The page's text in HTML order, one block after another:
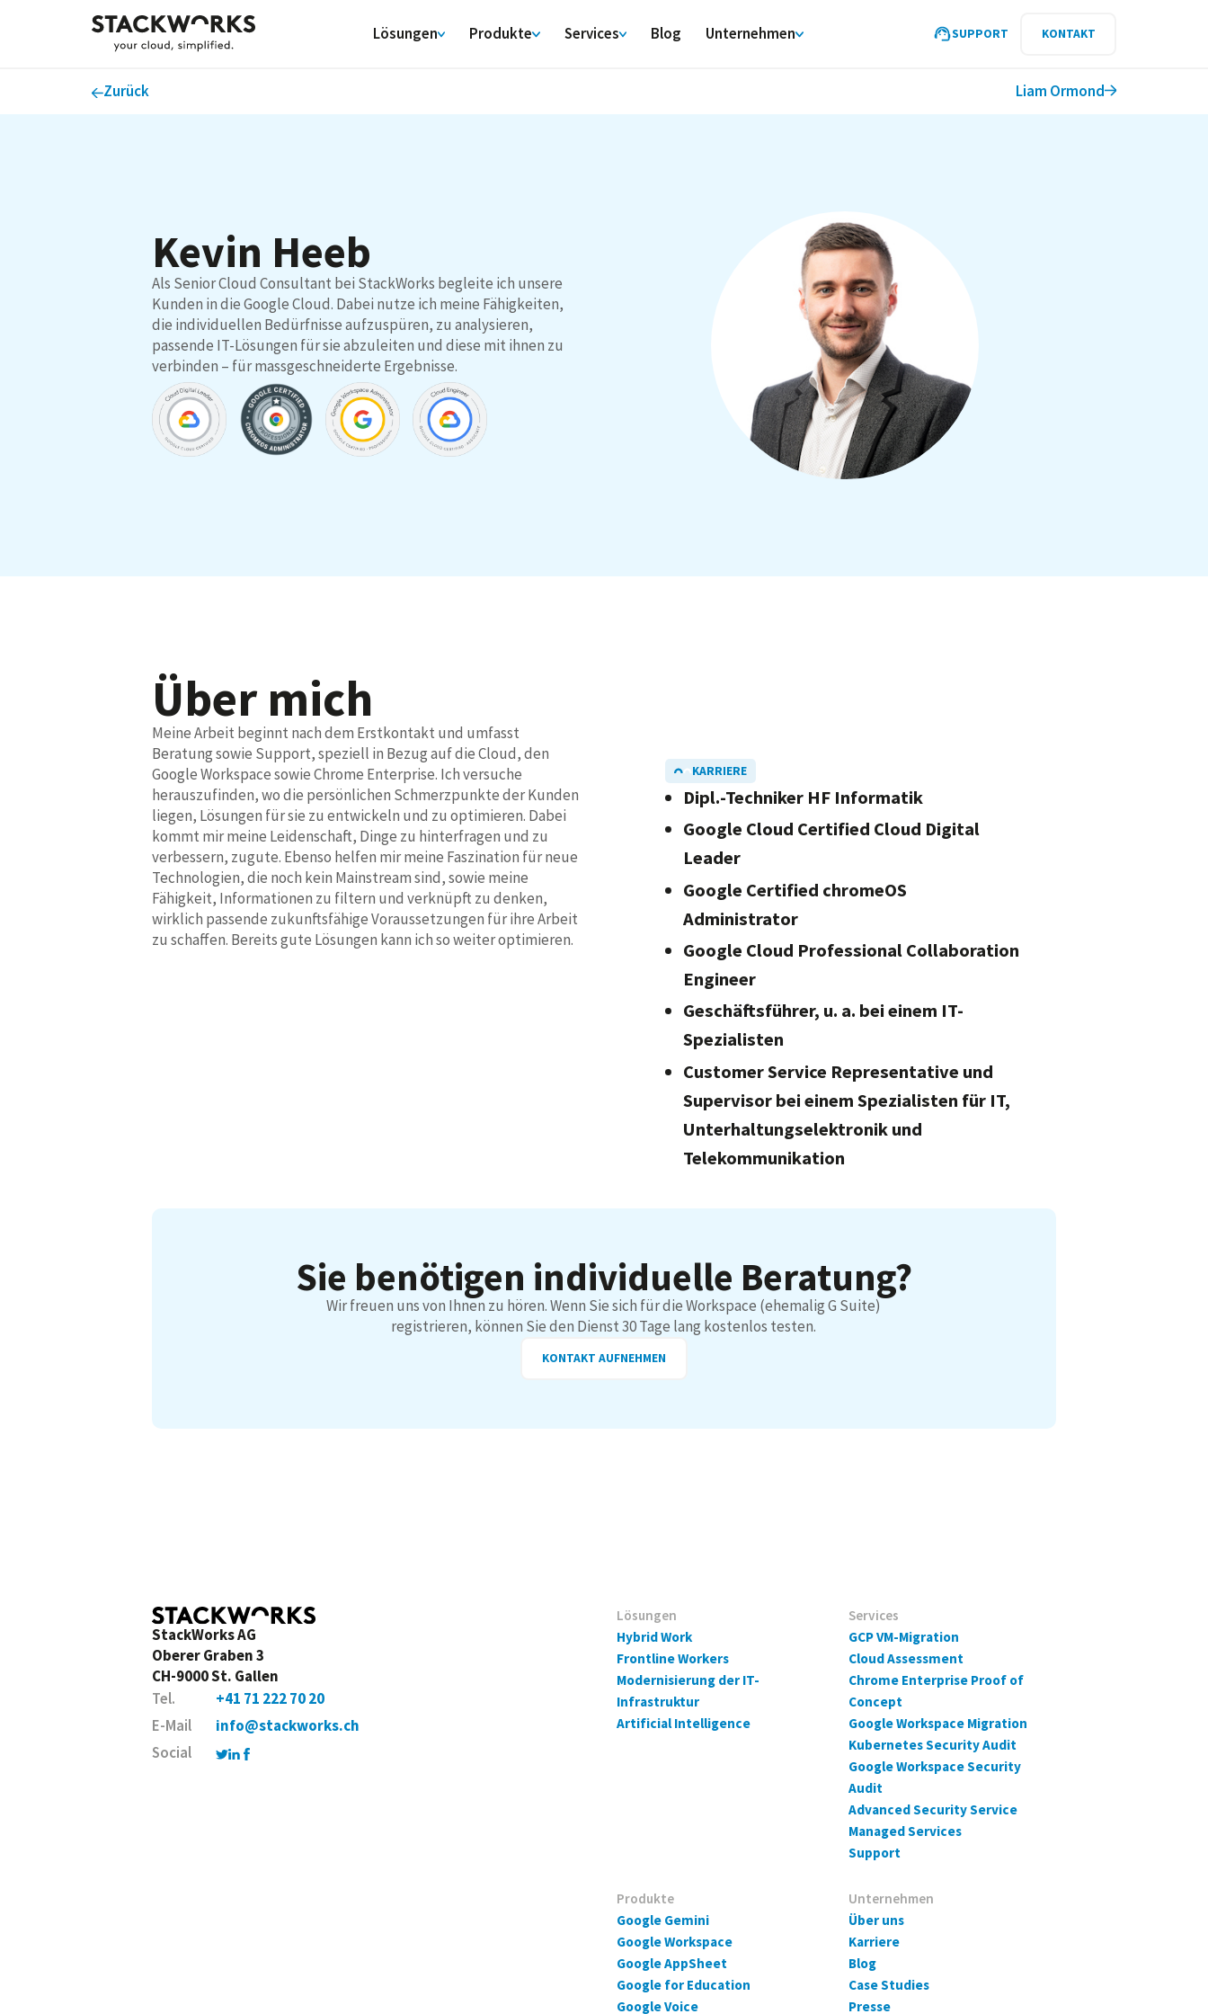
Lösungen Produkte Services Blog Unternehmen SUPPORT KONTAKT
Zurück Liam Ormond
Kevin Heeb
Als Senior Cloud Consultant bei StackWorks begleite ich unsere
Kunden in die Google Cloud. Dabei nutze ich meine Fähigkeiten,
die individuellen Bedürfnisse aufzuspüren, zu analysieren,
passende IT-Lösungen für sie abzuleiten und diese mit ihnen zu
verbinden – für massgeschneiderte Ergebnisse.
Über mich
Meine Arbeit beginnt nach dem Erstkontakt und umfasst
Beratung sowie Support, speziell in Bezug auf die Cloud, den
Google Workspace sowie Chrome Enterprise. Ich versuche
herauszufinden, wo die persönlichen Schmerzpunkte der Kunden
liegen, Lösungen für sie zu entwickeln und zu optimieren. Dabei
kommt mir meine Leidenschaft, Dinge zu hinterfragen und zu
verbessern, zugute. Ebenso helfen mir meine Faszination für neue
Technologien, die noch kein Mainstream sind, sowie meine
Fähigkeit, Informationen zu filtern und verknüpft zu denken,
wirklich passende zukunftsfähige Voraussetzungen für ihre Arbeit
zu schaffen. Bereits gute Lösungen kann ich so weiter optimieren.
KARRIERE
Dipl.-Techniker HF Informatik
Google Cloud Certified Cloud Digital
Leader
Google Certified chromeOS
Administrator
Google Cloud Professional Collaboration
Engineer
Geschäftsführer, u. a. bei einem IT-
Spezialisten
Customer Service Representative und
Supervisor bei einem Spezialisten für IT,
Unterhaltungselektronik und
Telekommunikation
Sie benötigen individuelle Beratung?
Wir freuen uns von Ihnen zu hören. Wenn Sie sich für die Workspace (ehemalig G Suite)
registrieren, können Sie den Dienst 30 Tage lang kostenlos testen.
KONTAKT AUFNEHMEN
StackWorks AG
Oberer Graben 3
CH-9000 St. Gallen
Tel.
+41 71 222 70 20
E-Mail
info@stackworks.ch
Social
Lösungen
Hybrid Work
Frontline Workers
Modernisierung der IT-
Infrastruktur
Artificial Intelligence
Services
GCP VM-Migration
Cloud Assessment
Chrome Enterprise Proof of
Concept
Google Workspace Migration
Kubernetes Security Audit
Google Workspace Security
Audit
Advanced Security Service
Managed Services
Support
Produkte
Google Gemini
Google Workspace
Google AppSheet
Google for Education
Google Voice
Unternehmen
Über uns
Karriere
Blog
Case Studies
Presse